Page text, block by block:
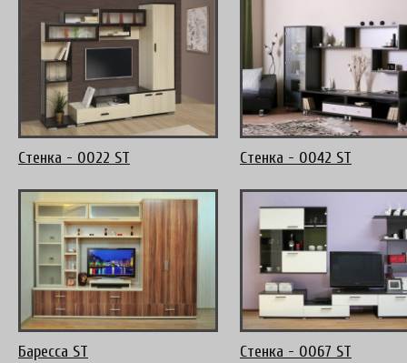
Стенка - 0022 ST Стенка - 0042 ST
Баресса ST Стенка - 0067 ST